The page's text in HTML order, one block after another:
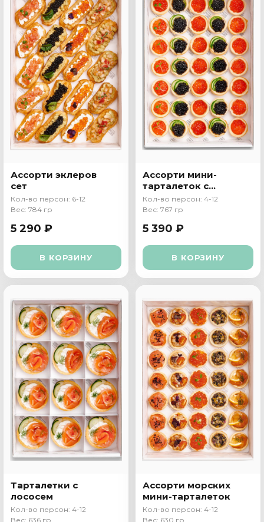
Ассорти эклеров
сет
Кол-во персон: 6-12
Вес: 784 гр
5 290 ₽
В КОРЗИНУ
Ассорти мини-
тарталеток с
икрой
Кол-во персон: 4-12
Вес: 767 гр
5 390 ₽
В КОРЗИНУ
Тарталетки с
лососем
Кол-во персон: 4-12
Вес: 636 гр
Ассорти морских
мини-тарталеток
Кол-во персон: 4-12
Вес: 630 гр